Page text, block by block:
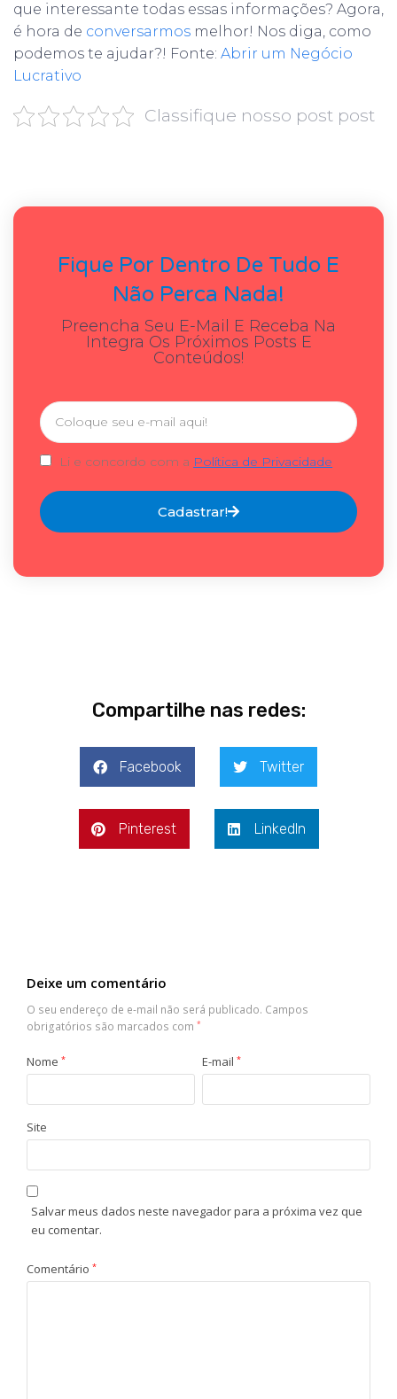
que interessante todas essas informações? Agora,
é hora de conversarmos melhor! Nos diga, como
podemos te ajudar?! Fonte: Abrir um Negócio
Lucrativo
Classifique nosso post post
Fique Por Dentro De Tudo E
Não Perca Nada!
Preencha Seu E-Mail E Receba Na
Integra Os Próximos Posts E
Conteúdos!
Li e concordo com a Política de Privacidade
Cadastrar!
Compartilhe nas redes:
Facebook Twitter
Pinterest LinkedIn
Deixe um comentário
O seu endereço de e-mail não será publicado. Campos
obrigatórios são marcados com *
Nome * E-mail *
Site
Salvar meus dados neste navegador para a próxima vez que
eu comentar.
Comentário *